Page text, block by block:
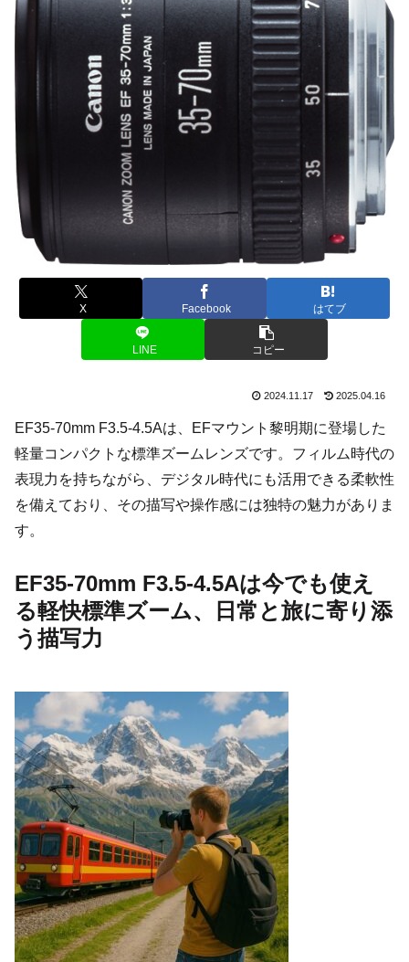
X Facebook はてブ
LINE コピー
2024.11.17 2025.04.16
EF35-70mm F3.5-4.5Aは、EFマウント黎明期に登場した
軽量コンパクトな標準ズームレンズです。フィルム時代の
表現力を持ちながら、デジタル時代にも活用できる柔軟性
を備えており、その描写や操作感には独特の魅力がありま
す。
EF35-70mm F3.5-4.5Aは今でも使え
る軽快標準ズーム、日常と旅に寄り添
う描写力